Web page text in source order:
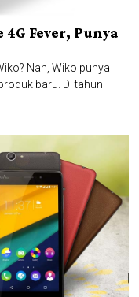
Fever, Punya
Nah, Wiko punya
baru. Di tahun